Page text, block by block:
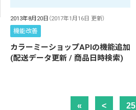
2013年8月20日 （2017年1月16日 更新）
機能改善
カラーミーショップAPIの機能追加
(配送データ更新 / 商品日時検索)
« < 25